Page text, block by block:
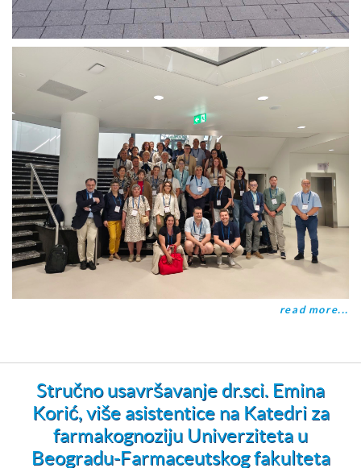
read more...
Stručno usavršavanje dr.sci. Emina
Korić, više asistentice na Katedri za
farmakognoziju Univerziteta u
Beogradu-Farmaceutskog fakulteta